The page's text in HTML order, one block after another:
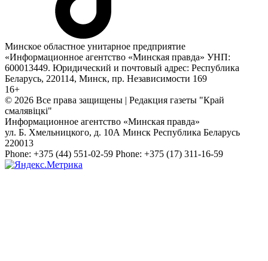
Минское областное унитарное предприятие
«Информационное агентство «Минская правда» УНП:
600013449. Юридический и почтовый адрес: Республика
Беларусь, 220114, Минск, пр. Независимости 169
16+
© 2026 Все права защищены | Редакция газеты "Край
смалявiцкi"
Информационное агентство «Минская правда»
ул. Б. Хмельницкого, д. 10А Минск Республика Беларусь
220013
Phone: +375 (44) 551-02-59 Phone: +375 (17) 311-16-59